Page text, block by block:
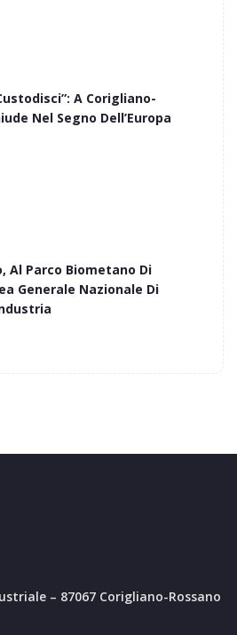
A Corigliano-
Nel Segno Dell’Europa
Al Parco Biometano Di
Generale Nazionale Di
– 87067 Corigliano-Rossano